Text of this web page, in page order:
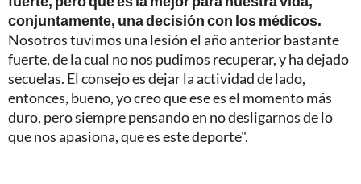
conjuntamente, una decisión con los médicos.
Nosotros tuvimos una lesión el año anterior bastante
fuerte, de la cual no nos pudimos recuperar, y ha dejado
secuelas. El consejo es dejar la actividad de lado,
entonces, bueno, yo creo que ese es el momento más
duro, pero siempre pensando en no desligarnos de lo
que nos apasiona, que es este deporte".